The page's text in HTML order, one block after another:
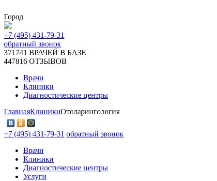
Город
+7 (495) 431-79-31
обратный звонок
371741 ВРАЧЕЙ В БАЗЕ
447816 ОТЗЫВОВ
Врачи
Клиники
Диагностические центры
ГлавнаяКлиникиОтоларингология
+7 (495) 431-79-31 обратный звонок
Врачи
Клиники
Диагностические центры
Услуги